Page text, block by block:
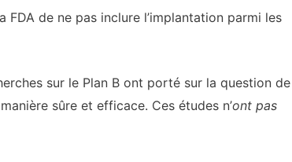
de ne pas inclure l’implantation parmi les
sur le Plan B ont porté sur la question de
sûre et efficace. Ces études n’ont pas